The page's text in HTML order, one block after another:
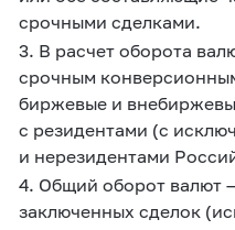
срочными сделками.
3. В расчет оборота
срочным
биржевые и
с резидентами (с
и нерезидентами
4. Общий оборот валют
заключенных сделок